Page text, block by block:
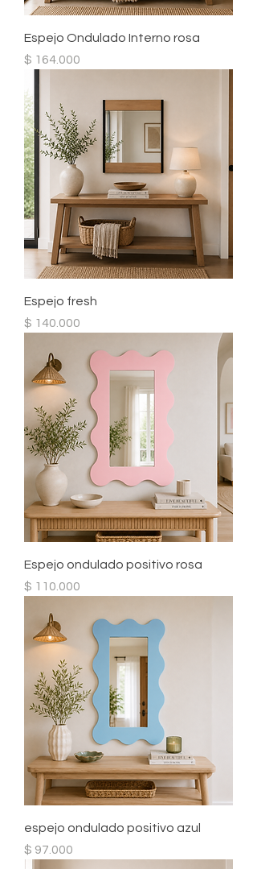
Espejo Ondulado Interno rosa
Precio
$ 164.000
Espejo fresh
Precio
$ 140.000
Espejo ondulado positivo rosa
Precio
$ 110.000
espejo ondulado positivo azul
Precio
$ 97.000